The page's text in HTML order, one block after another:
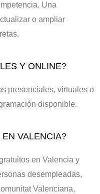
Una
o ampliar
Y ONLINE?
presenciales, virtuales o
disponible.
VALENCIA?
en Valencia y
desempleadas,
Valenciana,